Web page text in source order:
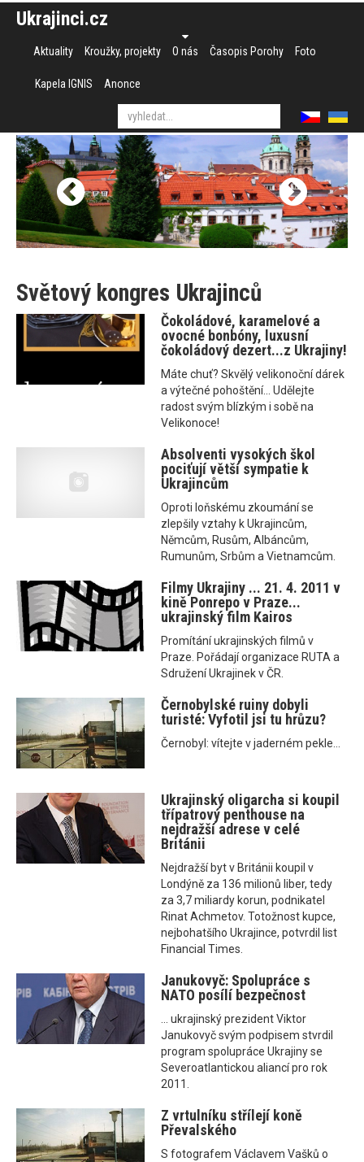
Ukrajinci.cz
Aktuality Kroužky, projekty O nás Časopis Porohy Foto
Kapela IGNIS Anonce
Světový kongres Ukrajinců
Čokoládové, karamelové a
ovocné bonbóny, luxusní
čokoládový dezert...z Ukrajiny!
Máte chuť? Skvělý velikonoční dárek
a výtečné pohoštění... Udělejte
radost svým blízkým i sobě na
Velikonoce!
Absolventi vysokých škol
pociťují větší sympatie k
Ukrajincům
Oproti loňskému zkoumání se
zlepšily vztahy k Ukrajincům,
Němcům, Rusům, Albáncům,
Rumunům, Srbům a Vietnamcům.
Filmy Ukrajiny ... 21. 4. 2011 v
kině Ponrepo v Praze...
ukrajinský film Kairos
Promítání ukrajinských filmů v
Praze. Pořádají organizace RUTA a
Sdružení Ukrajinek v ČR.
Černobylské ruiny dobyli
turisté: Vyfotil jsi tu hrůzu?
Černobyl: vítejte v jaderném pekle...
Ukrajinský oligarcha si koupil
třípatrový penthouse na
nejdražší adrese v celé
Británii
Nejdražší byt v Británii koupil v
Londýně za 136 milionů liber, tedy
za 3,7 miliardy korun, podnikatel
Rinat Achmetov. Totožnost kupce,
nejbohatšího Ukrajince, potvrdil list
Financial Times.
Janukovyč: Spolupráce s
NATO posílí bezpečnost
... ukrajinský prezident Viktor
Janukovyč svým podpisem stvrdil
program spolupráce Ukrajiny se
Severoatlantickou aliancí pro rok
2011.
Z vrtulníku střílejí koně
Převalského
S fotografem Václavem Vašků o